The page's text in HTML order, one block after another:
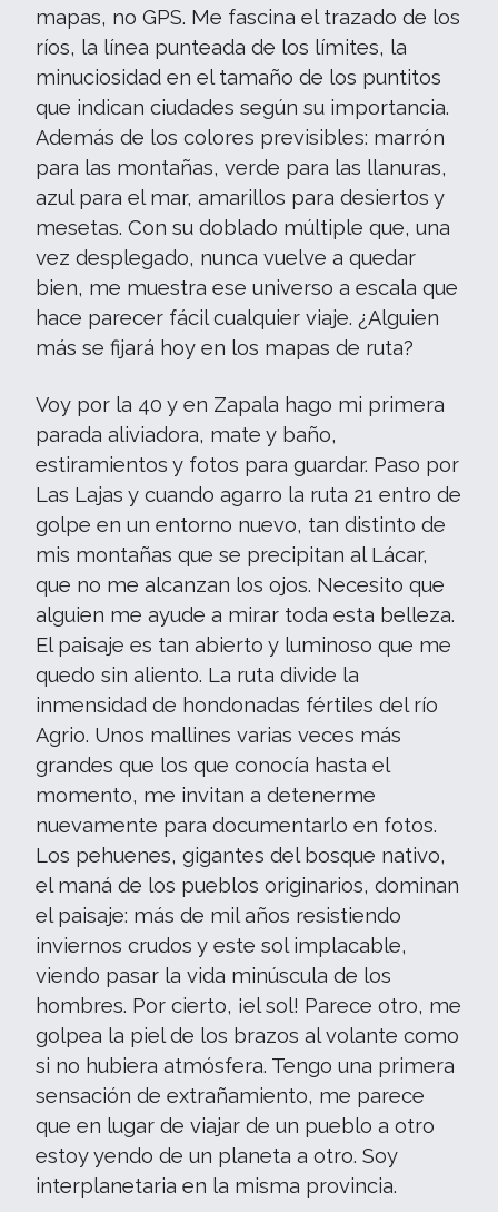
mapas, no GPS. Me fascina el trazado de los
ríos, la línea punteada de los límites, la
minuciosidad en el tamaño de los puntitos
que indican ciudades según su importancia.
Además de los colores previsibles: marrón
para las montañas, verde para las llanuras,
azul para el mar, amarillos para desiertos y
mesetas. Con su doblado múltiple que, una
vez desplegado, nunca vuelve a quedar
bien, me muestra ese universo a escala que
hace parecer fácil cualquier viaje. ¿Alguien
más se fijará hoy en los mapas de ruta?
Voy por la 40 y en Zapala hago mi primera
parada aliviadora, mate y baño,
estiramientos y fotos para guardar. Paso por
Las Lajas y cuando agarro la ruta 21 entro de
golpe en un entorno nuevo, tan distinto de
mis montañas que se precipitan al Lácar,
que no me alcanzan los ojos. Necesito que
alguien me ayude a mirar toda esta belleza.
El paisaje es tan abierto y luminoso que me
quedo sin aliento. La ruta divide la
inmensidad de hondonadas fértiles del río
Agrio. Unos mallines varias veces más
grandes que los que conocía hasta el
momento, me invitan a detenerme
nuevamente para documentarlo en fotos.
Los pehuenes, gigantes del bosque nativo,
el maná de los pueblos originarios, dominan
el paisaje: más de mil años resistiendo
inviernos crudos y este sol implacable,
viendo pasar la vida minúscula de los
hombres. Por cierto, ¡el sol! Parece otro, me
golpea la piel de los brazos al volante como
si no hubiera atmósfera. Tengo una primera
sensación de extrañamiento, me parece
que en lugar de viajar de un pueblo a otro
estoy yendo de un planeta a otro. Soy
interplanetaria en la misma provincia.